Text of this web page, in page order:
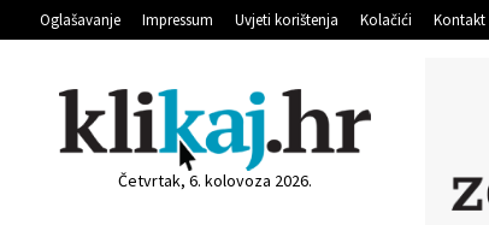
Oglašavanje Impressum Uvjeti korištenja Kolačići Kontakt
Četvrtak, 6. kolovoza 2026.